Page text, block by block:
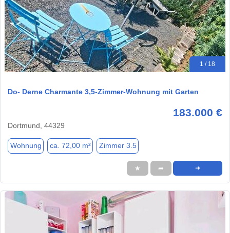
1 / 18
Do- Derne Charmante 3,5-Zimmer-Wohnung mit Garten
183.000 €
Dortmund, 44329
Wohnung ca. 72,00 m² Zimmer 3.5
★ ➦ ➜